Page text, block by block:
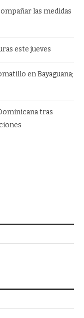
las medidas
este jueves
en Bayaguana;
tras